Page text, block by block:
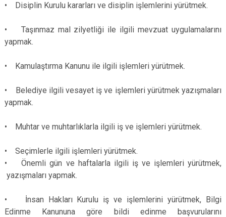
• Disiplin Kurulu kararları ve disiplin işlemlerini yürütmek.
• Taşınmaz mal zilyetliği ile ilgili mevzuat uygulamalarını
yapmak.
• Kamulaştırma Kanunu ile ilgili işlemleri yürütmek.
• Belediye ilgili vesayet iş ve işlemleri yürütmek yazışmaları
yapmak.
• Muhtar ve muhtarlıklarla ilgili iş ve işlemleri yürütmek.
• Seçimlerle ilgili işlemleri yürütmek.
• Önemli gün ve haftalarla ilgili iş ve işlemleri yürütmek,
yazışmaları yapmak.
• İnsan Hakları Kurulu iş ve işlemlerini yürütmek, Bilgi
Edinme Kanununa göre bildi edinme başvurularını